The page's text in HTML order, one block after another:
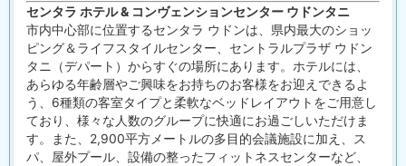
センタラ ホテル & コンヴェンションセンター ウドンタニ
市内中心部に位置するセンタラ ウドンは、県内最大のショッ
ピング＆ライフスタイルセンター、セントラルプラザ ウドン
タニ（デパート）からすぐの場所にあります。ホテルには、
あらゆる年齢層やご興味をお持ちのお客様をお迎えできるよ
う、6種類の客室タイプと柔軟なベッドレイアウトをご用意し
ており、様々な人数のグループに快適にお過ごしいただけま
す。また、2,900平方メートルの多目的会議施設に加え、ス
パ、屋外プール、設備の整ったフィットネスセンターなど、